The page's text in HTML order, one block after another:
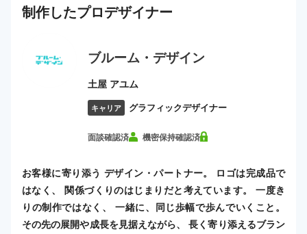
制作したプロデザイナー
ブルーム・デザイン
土屋 アユム
キャリア グラフィックデザイナー
面談確認済 機密保持確認済
お客様に寄り添う デザイン・パートナー。 ロゴは完成品で
はなく、 関係づくりのはじまりだと考えています。 一度き
りの制作ではなく、 一緒に、同じ歩幅で歩んでいくこと。
その先の展開や成長を見据えながら、 長く寄り添えるブラン